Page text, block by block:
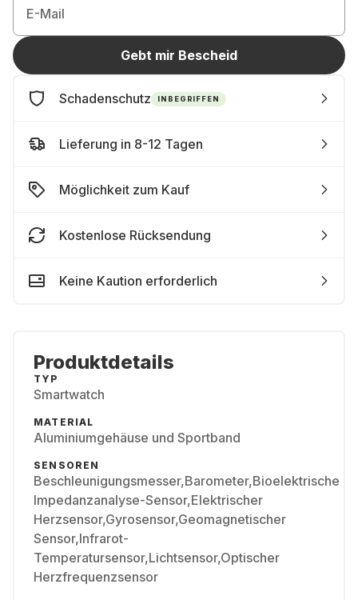
E-Mail
Gebt mir Bescheid
Schadenschutz INBEGRIFFEN
Lieferung in 8-12 Tagen
Möglichkeit zum Kauf
Kostenlose Rücksendung
Keine Kaution erforderlich
Produktdetails
TYP
Smartwatch
MATERIAL
Aluminiumgehäuse und Sportband
SENSOREN
Beschleunigungsmesser,Barometer,Bioelektrische
Impedanzanalyse-Sensor,Elektrischer
Herzsensor,Gyrosensor,Geomagnetischer
Sensor,Infrarot-
Temperatursensor,Lichtsensor,Optischer
Herzfrequenzsensor